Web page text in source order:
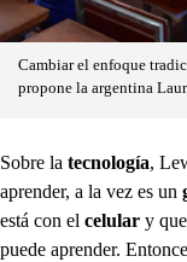
Cambiar el enfoque
propone la argentina
Sobre la tecnología,
aprender, a la vez es un
está con el celular y
puede aprender.